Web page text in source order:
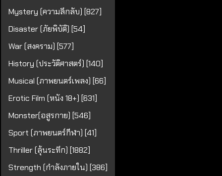
Mystery (ความลึกลับ) [827]
Disaster (ภัยพิบัติ) [54]
War (สงคราม) [577]
History (ประวัติศาสตร์) [140]
Musical (ภาพยนตร์เพลง) [66]
Erotic Film (หนัง 18+) [631]
Monster(อสูรกาย) [546]
Sport (ภาพยนตร์กีฬา) [41]
Thriller (ลุ้นระทึก) [1882]
Strength (กำลังภายใน) [386]